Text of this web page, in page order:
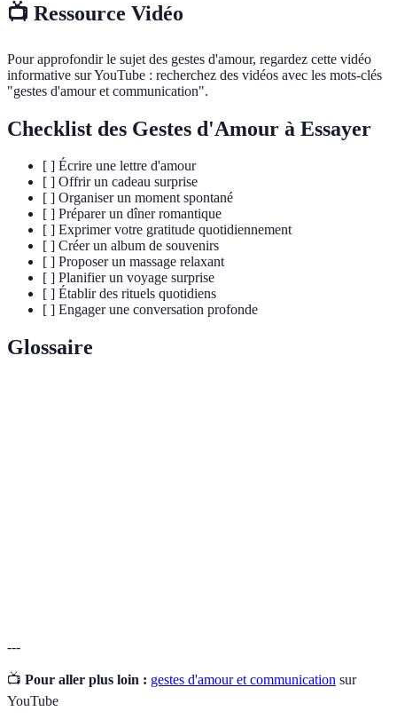
📺 Ressource Vidéo
Pour approfondir le sujet des gestes d'amour, regardez cette vidéo
informative sur YouTube : recherchez des vidéos avec les mots-clés
"gestes d'amour et communication".
Checklist des Gestes d'Amour à Essayer
[ ] Écrire une lettre d'amour
[ ] Offrir un cadeau surprise
[ ] Organiser un moment spontané
[ ] Préparer un dîner romantique
[ ] Exprimer votre gratitude quotidiennement
[ ] Créer un album de souvenirs
[ ] Proposer un massage relaxant
[ ] Planifier un voyage surprise
[ ] Établir des rituels quotidiens
[ ] Engager une conversation profonde
Glossaire
---
📺 Pour aller plus loin : gestes d'amour et communication sur
YouTube